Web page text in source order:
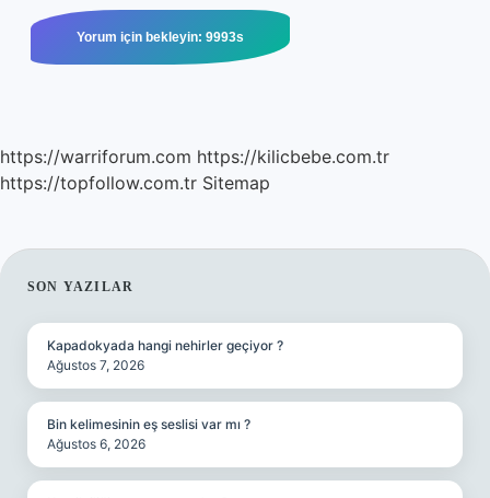
https://warriforum.com https://kilicbebe.com.tr
https://topfollow.com.tr Sitemap
SIDEBAR
SON YAZILAR
Kapadokyada hangi nehirler geçiyor ?
Ağustos 7, 2026
Bin kelimesinin eş seslisi var mı ?
Ağustos 6, 2026